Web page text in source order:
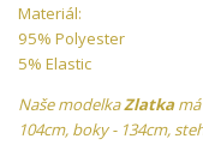
Materiál:
95% Polyester
5% Elastic
Naše modelkaZlatkamá
104cm, boky - 134cm,